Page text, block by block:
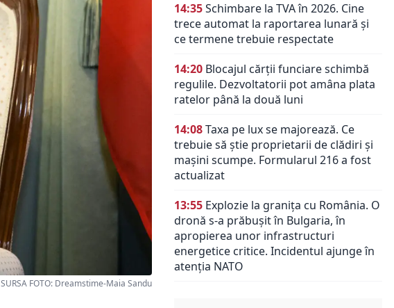
SURSA FOTO: Dreamstime-Maia Sandu
14:35Schimbare la TVA în 2026. Cine
trece automat la raportarea lunară și
ce termene trebuie respectate
14:20 Blocajul cărții funciare schimbă
regulile. Dezvoltatorii pot amâna plata
ratelor până la două luni
14:08Taxa pe lux se majorează. Ce
trebuie să știe proprietarii de clădiri și
mașini scumpe. Formularul 216 a fost
actualizat
13:55 Explozie la granița cu România. O
dronă s-a prăbușit în Bulgaria, în
apropierea unor infrastructuri
energetice critice. Incidentul ajunge în
atenția NATO